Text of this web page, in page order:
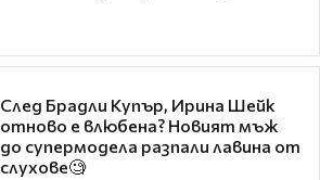
След Брадли Купър, Ирина Шейк
отново е влюбена? Новият мъж
до супермодела разпали лавина от
слухове🧐